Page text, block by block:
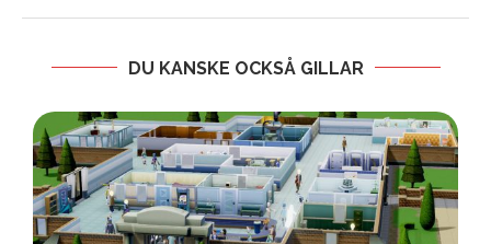
DU KANSKE OCKSÅ GILLAR